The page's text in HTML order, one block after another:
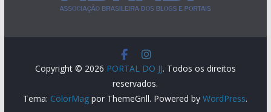
Copyright © 2026 PORTAL DO JJ. Todos os direitos
reservados.
Tema: ColorMag por ThemeGrill. Powered byWordPress.